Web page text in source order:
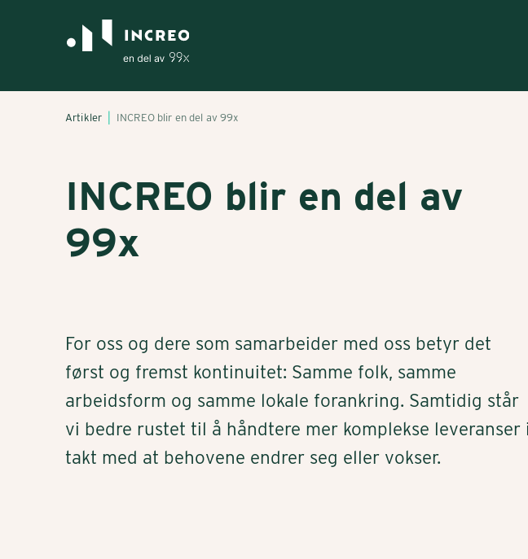
Artikler INCREO blir en del av 99x
INCREO blir en del av
99x
For oss og dere som samarbeider med oss betyr det
først og fremst kontinuitet: Samme folk, samme
arbeidsform og samme lokale forankring. Samtidig står
vi bedre rustet til å håndtere mer komplekse leveranser i
takt med at behovene endrer seg eller vokser.